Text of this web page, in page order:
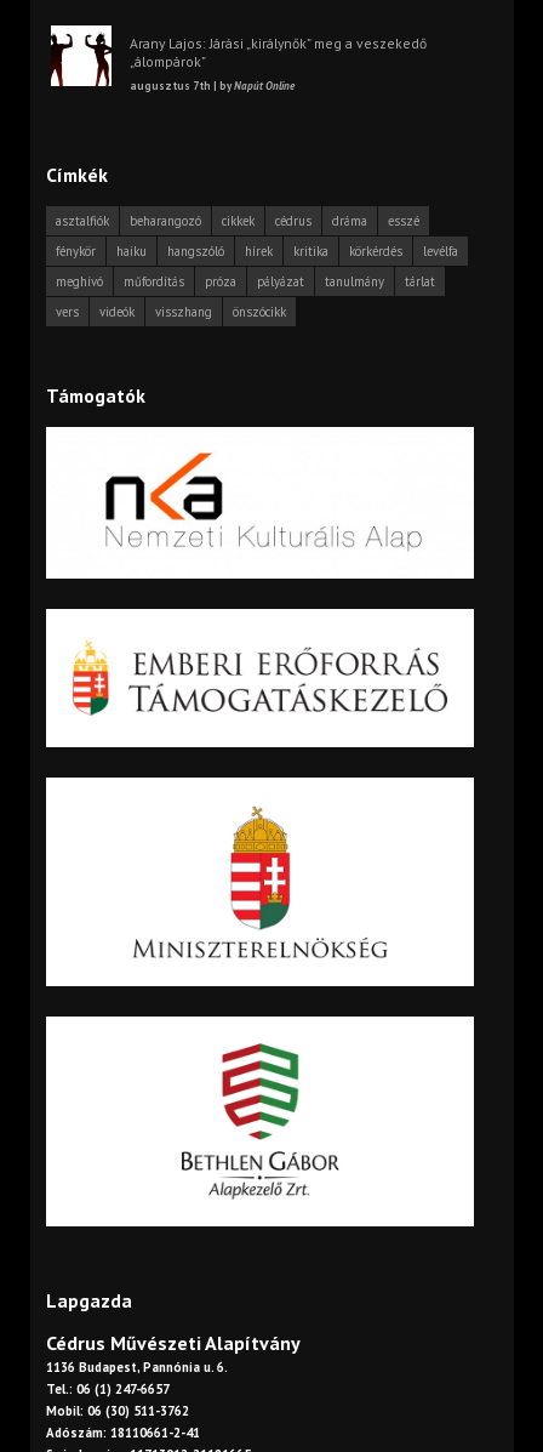
Arany Lajos: Járási „királynők” meg a veszekedő
„álompárok”
augusztus 7th | byNapút Online
Címkék
asztalfiók beharangozó cikkek cédrus dráma
esszé
fénykör
haiku hangszóló hírek kritika körkérdés
levélfa
meghívó
műfordítás próza pályázat tanulmány
tárlat
vers
videók visszhang önszócikk
Támogatók
Lapgazda
Cédrus Művészeti Alapítvány
1136 Budapest, Pannónia u. 6.
Tel.: 06 (1) 247-6657
Mobil: 06 (30) 511-3762
Adószám: 18110661-2-41